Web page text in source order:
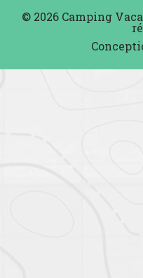
© 2026 Camping